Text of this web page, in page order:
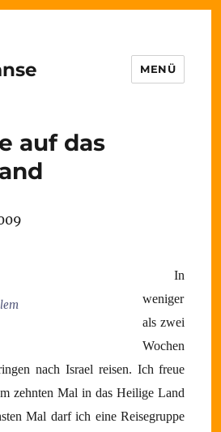
MENÜ
auf das
In
weniger
als zwei
Wochen
nach Israel reisen. Ich freue
zehnten Mal in das Heilige Land
Mal darf ich eine Reisegruppe